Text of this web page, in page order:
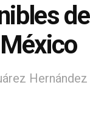
de
Hernández